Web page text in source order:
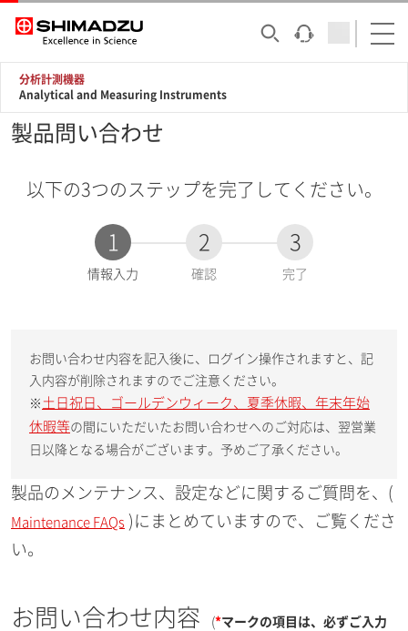
分析計測機器
Analytical and Measuring Instruments
製品問い合わせ
以下の3つのステップを完了してください。
1
現
情報入力
2
確認
3
完了
お問い合わせ内容を記入後に、ログイン操作されますと、記
入内容が削除されますのでご注意ください。
※ 土日祝日、ゴールデンウィーク、夏季休暇、年末年始
休暇等の間にいただいたお問い合わせへのご対応は、翌営業
日以降となる場合がございます。予めご了承ください。
製品のメンテナンス、設定などに関するご質問を、(
Maintenance FAQs )にまとめていますので、ご覧くださ
い。
お問い合わせ内容 (*マークの項目は、必ずご入力